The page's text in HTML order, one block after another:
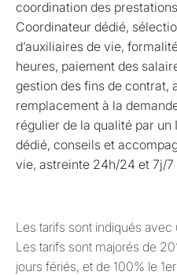
coordination des
Coordinateur dédié,
d’auxiliaires de vie,
heures, paiement des
gestion des fins de contrat,
remplacement à la
régulier de la qualité par
dédié, conseils et
vie, astreinte 24h/24 et 7j/7
Les tarifs sont indiqués avec
Les tarifs sont majorés de
jours fériés, et de 100% le